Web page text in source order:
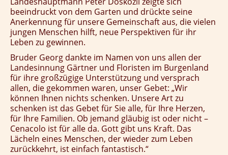
beeindruckt von dem Garten und drückte seine
Anerkennung für unsere Gemeinschaft aus, die vielen
jungen Menschen hilft, neue Perspektiven für ihr
Leben zu gewinnen.
Bruder Georg dankte im Namen von uns allen der
Landesinnung Gärtner und Floristen im Burgenland
für ihre großzügige Unterstützung und versprach
allen, die gekommen waren, unser Gebet: „Wir
können Ihnen nichts schenken. Unsere Art zu
schenken ist das Gebet für Sie alle, für Ihre Herzen,
für Ihre Familien. Ob jemand gläubig ist oder nicht –
Cenacolo ist für alle da. Gott gibt uns Kraft. Das
Lächeln eines Menschen, der wieder zum Leben
zurückkehrt, ist einfach fantastisch.“